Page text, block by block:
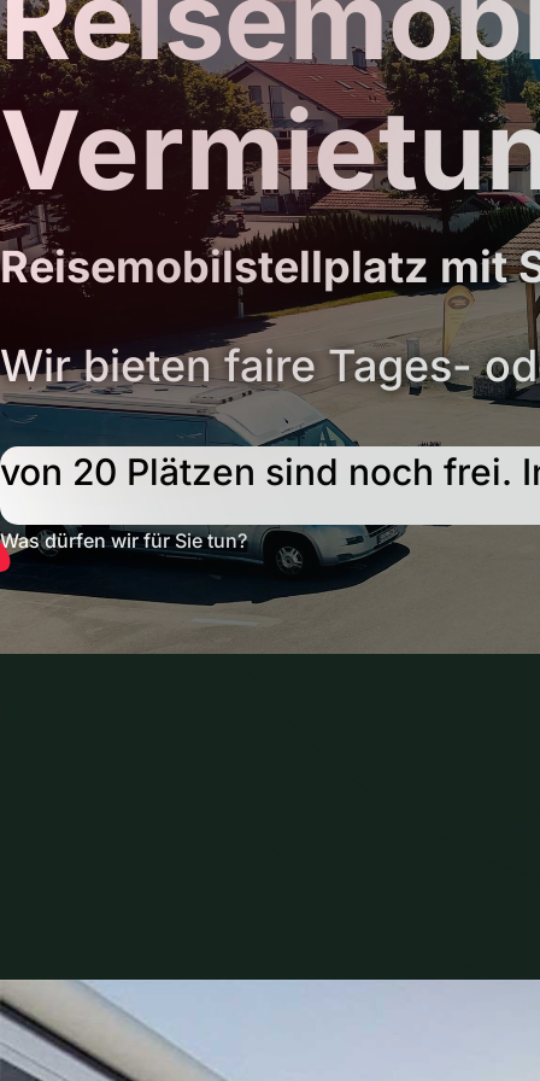
Reisemobilstellplatz mit
Wir bieten faire Tages-
von 20 Plätzen sind noch frei.
Was dürfen wir für Sie tun?